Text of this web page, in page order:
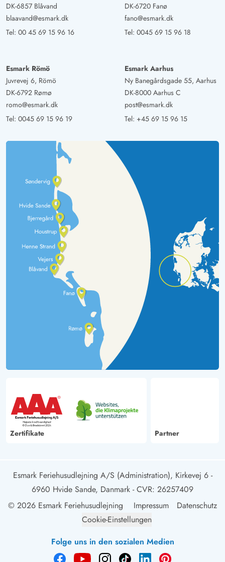
DK-6857 Blåvand
blaavand@esmark.dk
Tel: 00 45 69 15 96 16
DK-6720 Fanø
fano@esmark.dk
Tel: 0045 69 15 96 18
Esmark Römö
Juvrevej 6, Römö
DK-6792 Rømø
romo@esmark.dk
Tel: 0045 69 15 96 19
Esmark Aarhus
Ny Banegårdsgade 55, Aarhus
DK-8000 Aarhus C
post@esmark.dk
Tel: +45 69 15 96 15
Zertifikate Partner
Esmark Feriehusudlejning A/S (Administration), Kirkevej 6 -
6960 Hvide Sande, Danmark - CVR: 26257409
© 2026 Esmark Feriehusudlejning
Impressum
Datenschutz
Cookie-Einstellungen
Folge uns in den sozialen Medien